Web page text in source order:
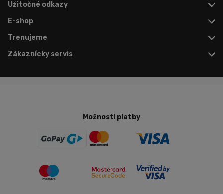
Užitočné odkazy
E-shop
Trenujeme
Zákaznícky servis
Možnosti platby